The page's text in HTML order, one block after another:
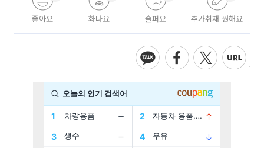
좋아요 화나요 슬퍼요 추가취재 원해요